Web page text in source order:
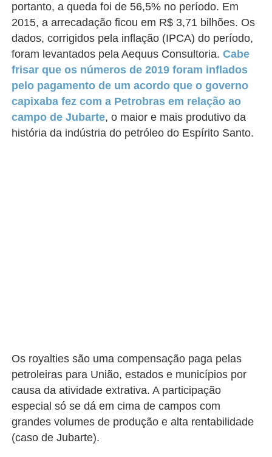
portanto, a queda foi de 56,5% no período. Em
2015, a arrecadação ficou em R$ 3,71 bilhões. Os
dados, corrigidos pela inflação (IPCA) do período,
foram levantados pela Aequus Consultoria.Cabe
frisar que os números de 2019 foram inflados
pelo pagamento de um acordo que o governo
capixaba fez com a Petrobras em relação ao
campo de Jubarte, o maior e mais produtivo da
história da indústria do petróleo do Espírito Santo.
Os royalties são uma compensação paga pelas
petroleiras para União, estados e municípios por
causa da atividade extrativa. A participação
especial só se dá em cima de campos com
grandes volumes de produção e alta rentabilidade
(caso de Jubarte).